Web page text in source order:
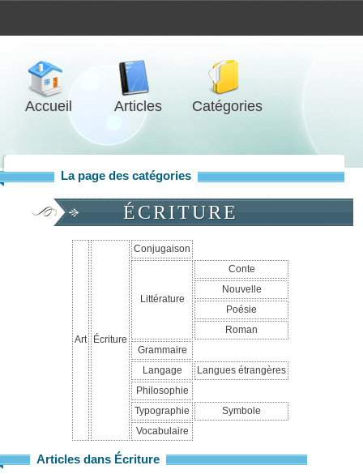
Accueil Articles Catégories
La page des catégories
ÉCRITURE
Art Écriture
Conjugaison
Littérature
Conte
Nouvelle
Poésie
Roman
Grammaire
Langage
Langues étrangères
Philosophie
Typographie
Symbole
Vocabulaire
Articles dans Écriture